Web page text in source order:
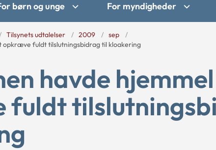
børn og unge For myndigheder
Tilsynets udtalelser 2009
sep
opkræve fuldt tilslutningsbidrag til kloakering
havde
fuldt